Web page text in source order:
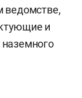
ведомстве,
и